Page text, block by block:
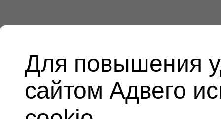
Для повышения
сайтом Адвего